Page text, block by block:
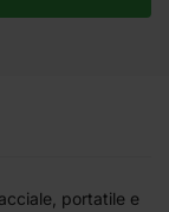
portatile e